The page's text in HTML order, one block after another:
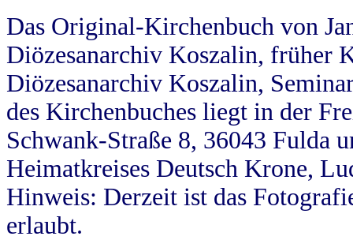
Das Original-Kirchenbuch von
Diözesanarchiv Koszalin, früher
Diözesanarchiv Koszalin,
des Kirchenbuches liegt in der
Schwank-Straße 8, 36043 Fulda
Heimatkreises Deutsch Krone,
Hinweis: Derzeit ist das
erlaubt.